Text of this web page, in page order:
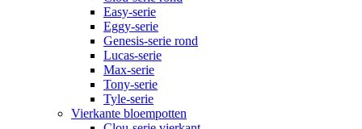
Easy-serie
Eggy-serie
Genesis-serie rond
Lucas-serie
Max-serie
Tony-serie
Tyle-serie
Vierkante bloempotten